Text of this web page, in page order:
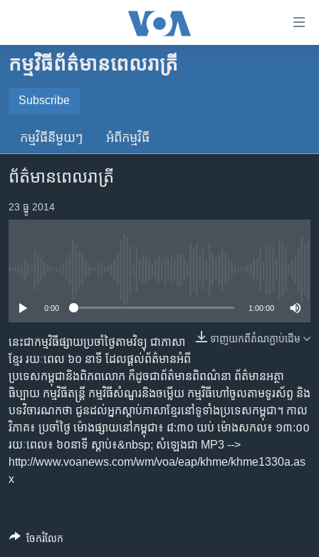
គេហទំព័រ​
ទាក់ទង
រំលង​
ទំព័រ​
ព័ត៌មាន​​
តែ​
ម្តង
រចនា
សម្ព័ន្ធ​
រំលង​
និង​
ចូល​
ទៅ​
កាន់​
ទំព័រ​
ស្វែង​
រក
កម្ពុជា
អន្តរជាតិ
ចិន
ហេឡូវីអូអេ
កម្ពុជាច្នៃប្រតិដ្ឋ
កម្មវិធីទាំងអស់
Khmer English
បណ្តាញ​សង្គម
ភាសា
កម្មវិធី​ព័ត៌មាន​ពេលរាត្រី
Subscribe
SUBSCRIBE
YouTube Music
កម្មវិធី​នីមួយៗ អំពី​កម្មវិធី​
ព័ត៌មានពេលរាត្រី
23 ធ្នូ 2014
0:00 1:00:00
ទាញ​យក​ពី​តំណភ្ជាប់​ដើម
នេះ​ជា​កម្ម​វិធី​ផ្សាយ​ប្រចាំ​ថ្ងៃ​តាម​វិទ្យុ ​ជាភាសា​
ខ្មែរ​ រយៈ​ពេល​ ៦០​ នាទី ដែល​ផ្តល់​ព័ត៌មាន​អំពី​
ប្រទេស​កម្ពុជា​និង​ពិភព​លោក ​ក៏ដូច​ជា​ព័ត៌មាន​ពិពណ៌នា ព័ត៌មាន​អត្ថា​
ធិប្បាយ​ កម្ម​វិធី​តន្ត្រី ​កម្មវិធី​សំណួរ​និង​ចម្លើយ​ កម្ម​វិធី​ហៅ​ចូល​តាម​ទូរ​ស័ព្ទ ​និង
បទ​វិចារណកថា​ ជូន​ដល់​អ្នក​ស្តាប់​ភាសា​ខ្មែរ​នៅ​ទូទាំង​ប្រទេស​កម្ពុជា។ កាល​
វិភាគ៖ ប្រចាំ​ថ្ងៃ ម៉ោង​ផ្សាយ​នៅ​កម្ពុជា៖ ៨:៣០ យប់ ម៉ោង​សកល៖ ១៣:០០
រយៈពេល៖ ៦០​នាទី ស្តាប់​៖&nbsp; សំឡេង​ជា MP3 -->
http://www.voanews.com/wm/voa/eap/khme/khme1330a.as
x
ចែករំលែក